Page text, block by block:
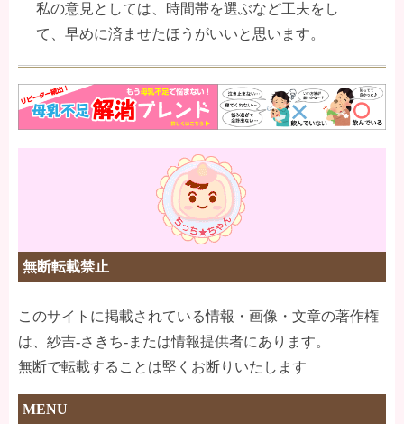
私の意見としては、時間帯を選ぶなど工夫をし
て、早めに済ませたほうがいいと思います。
無断転載禁止
このサイトに掲載されている情報・画像・文章の著作権
は、紗吉-さきち-または情報提供者にあります。
無断で転載することは堅くお断りいたします
MENU